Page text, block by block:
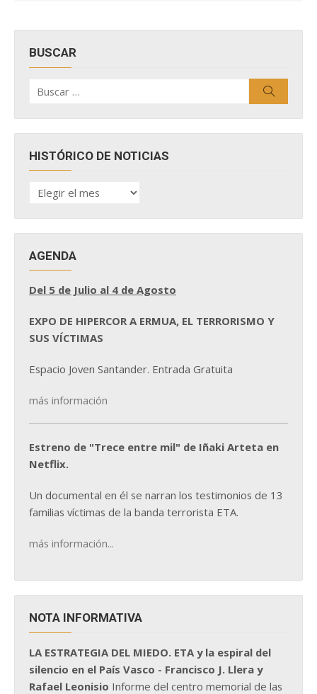
BUSCAR
por:
HISTÓRICO DE NOTICIAS
HISTÓRICO
DE
AGENDA
Del 5 de Julio al 4 de Agosto
EXPO DE HIPERCOR A ERMUA, EL TERRORISMO Y
SUS VÍCTIMAS
Espacio Joven Santander. Entrada Gratuita
más información
Estreno de "Trece entre mil" de Iñaki Arteta en
Netflix.
Un documental en él se narran los testimonios de 13
familias víctimas de la banda terrorista ETA.
más información...
NOTA INFORMATIVA
LA ESTRATEGIA DEL MIEDO. ETA y la espiral del
silencio en el País Vasco - Francisco J. Llera y
Rafael Leonisio Informe del centro memorial de las